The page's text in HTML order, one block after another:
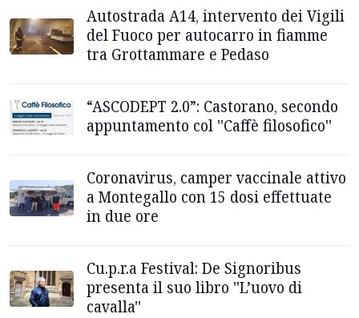
Autostrada A14, intervento dei Vigili
del Fuoco per autocarro in fiamme
tra Grottammare e Pedaso
“ASCODEPT 2.0”: Castorano, secondo
appuntamento col ''Caffè filosofico''
Coronavirus, camper vaccinale attivo
a Montegallo con 15 dosi effettuate
in due ore
Cu.p.r.a Festival: De Signoribus
presenta il suo libro ''L’uovo di
cavalla''